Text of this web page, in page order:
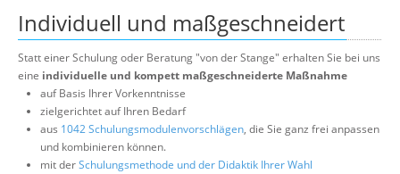
Individuell und maßgeschneidert
Statt einer Schulung oder Beratung "von der Stange" erhalten Sie bei uns
eine individuelle und kompett maßgeschneiderte Maßnahme
auf Basis Ihrer Vorkenntnisse
zielgerichtet auf Ihren Bedarf
aus 1042 Schulungsmodulenvorschlägen, die Sie ganz frei anpassen
und kombinieren können.
mit derSchulungsmethode und der Didaktik Ihrer Wahl